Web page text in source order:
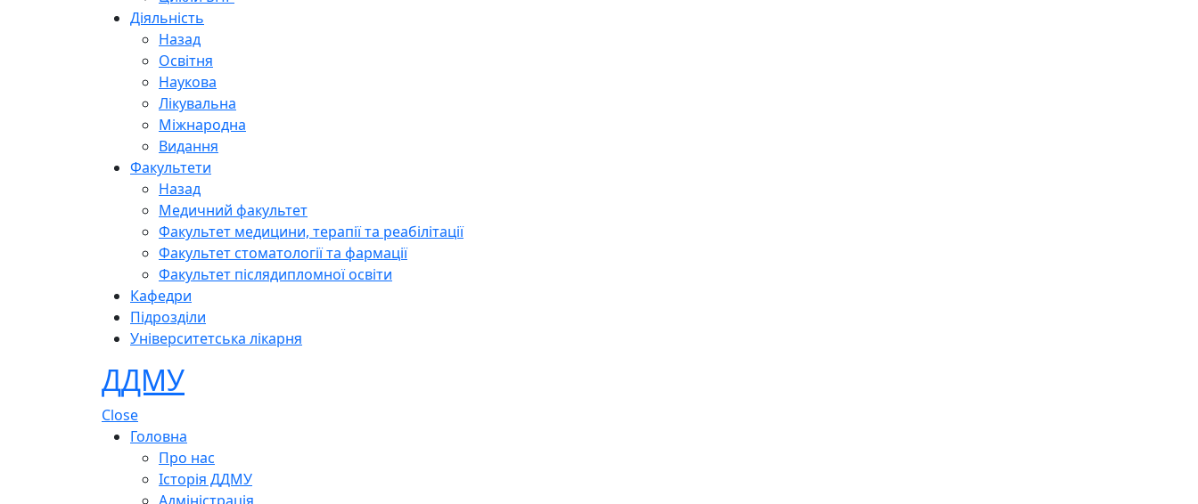
Діяльність
Назад
Освітня
Наукова
Лікувальна
Міжнародна
Видання
Факультети
Назад
Медичний факультет
Факультет медицини, терапії та реабілітації
Факультет стоматології та фармації
Факультет післядипломної освіти
Кафедри
Підрозділи
Університетська лікарня
ДДМУ
Close
Головна
Про нас
Історія ДДМУ